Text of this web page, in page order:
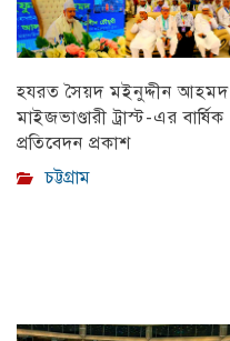
হযরত সৈয়দ মইনুদ্দীন আহমদ
মাইজভাণ্ডারী ট্রাস্ট-এর বার্ষিক
প্রতিবেদন প্রকাশ
চট্টগ্রাম